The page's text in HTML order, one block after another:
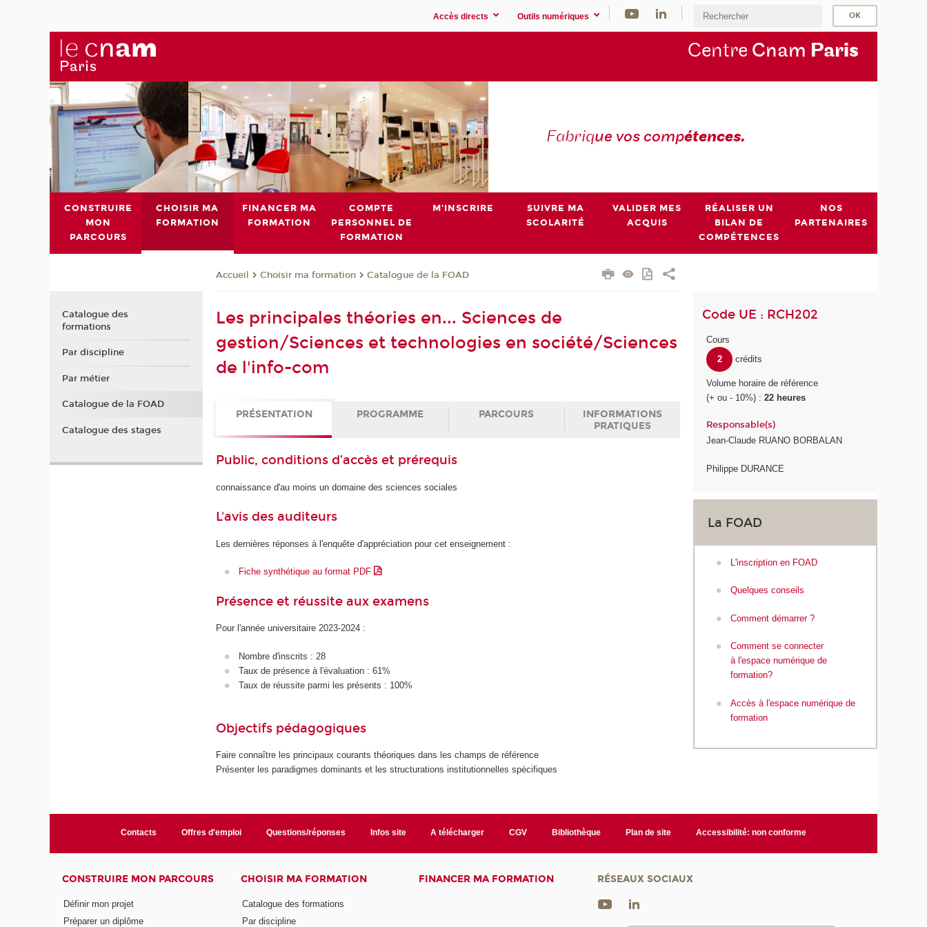
Accès directs Outils numériques
Centre Cnam Paris
Fabrique vos compétences.
CONSTRUIRE
MON
PARCOURS
CHOISIR MA
FORMATION
FINANCER MA
FORMATION
COMPTE
PERSONNEL DE
FORMATION
M'INSCRIRE
SUIVRE MA
SCOLARITÉ
VALIDER MES
ACQUIS
RÉALISER UN
BILAN DE
COMPÉTENCES
NOS
PARTENAIRES
Accueil Choisir ma formation Catalogue de la FOAD
Les principales théories en... Sciences de
gestion/Sciences et technologies en société/Sciences
de l'info-com
PRÉSENTATION PROGRAMME PARCOURS
INFORMATIONS
PRATIQUES
Public, conditions d’accès et prérequis
connaissance d'au moins un domaine des sciences sociales
L'avis des auditeurs
Les dernières réponses à l'enquête d'appréciation pour cet enseignement :
Fiche synthétique au format PDF
Présence et réussite aux examens
Pour l'année universitaire 2023-2024 :
Nombre d'inscrits : 28
Taux de présence à l'évaluation : 61%
Taux de réussite parmi les présents : 100%
Objectifs pédagogiques
Faire connaître les principaux courants théoriques dans les champs de référence
Présenter les paradigmes dominants et les structurations institutionnelles spécifiques
Code UE : RCH202
Cours
2
crédits
Volume horaire de référence
(+ ou - 10%) :22 heures
Responsable(s)
Jean-Claude RUANO BORBALAN
Philippe DURANCE
La FOAD
L'inscription en FOAD
Quelques conseils
Comment démarrer ?
Comment se connecter
à l'espace numérique de
formation?
Accès à l'espace numérique de
formation
Catalogue des
formations
Par discipline
Par métier
Catalogue de la FOAD
Catalogue des stages
Contacts Offres d'emploi Questions/réponses Infos site A télécharger CGV Bibliothèque Plan de site Accessibilité: non conforme
CONSTRUIRE MON PARCOURS
Définir mon projet
Préparer un diplôme
CHOISIR MA FORMATION
Catalogue des formations
Par discipline
FINANCER MA FORMATION RÉSEAUX SOCIAUX